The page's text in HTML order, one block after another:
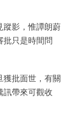
蹤影，惟譚朗蔚
批只是時間問
獲批面世，有關
訊帶來可觀收